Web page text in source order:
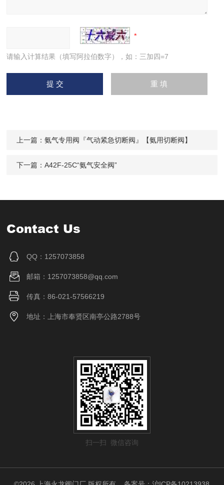
请输入计算结果（填写阿拉伯数字），如：三加四=7
上一篇：氨气专用阀『气动紧急切断阀』【氨用切断阀】
下一篇：A42F-25C“氨气安全阀”
Contact Us
QQ：1257073858
邮箱：1257073858@qq.com
传真：86-021-57566219
地址：上海市奉贤区南亭公路2788号
扫一扫 微信咨询